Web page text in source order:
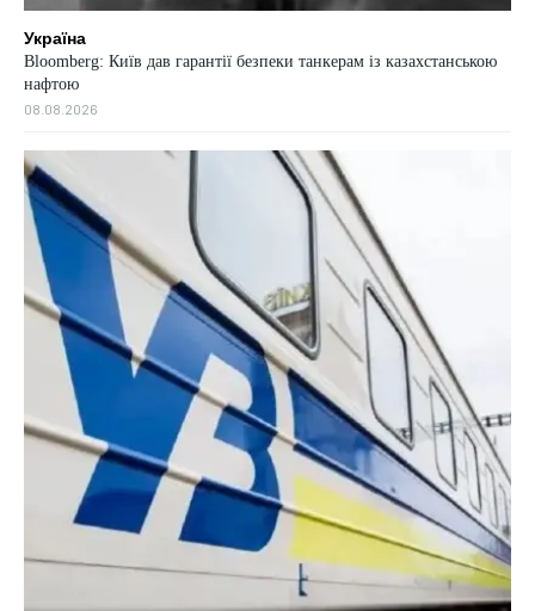
Україна
Bloomberg: Київ дав гарантії безпеки танкерам із казахстанською
нафтою
08.08.2026